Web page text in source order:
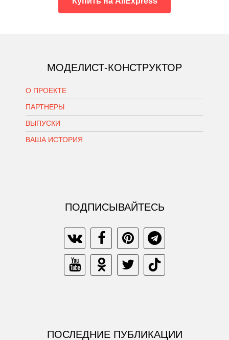
МОДЕЛИСТ-КОНСТРУКТОР
О ПРОЕКТЕ
ПАРТНЕРЫ
ВЫПУСКИ
ВАША ИСТОРИЯ
ПОДПИСЫВАЙТЕСЬ
ПОСЛЕДНИЕ ПУБЛИКАЦИИ